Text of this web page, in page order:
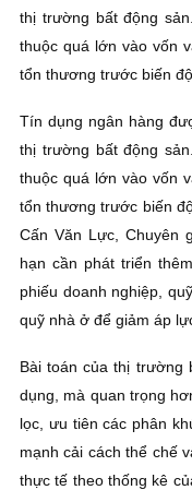
thị trường bất động
thuộc quá lớn vào vốn
tổn thương trước biến
Tín dụng ngân hàng
thị trường bất động
thuộc quá lớn vào vốn
tổn thương trước biến
Cấn Văn Lực, Chuyên
hạn cần phát triển
phiếu doanh nghiệp,
quỹ nhà ở để giảm áp
Bài toán của thị trường
dụng, mà quan trọng
lọc, ưu tiên các phân
mạnh cải cách thể chế
thực tế theo thống kê